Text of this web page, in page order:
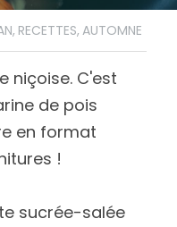
RECETTES, AUTOMNE
de pois
en format
!
sucrée-salée